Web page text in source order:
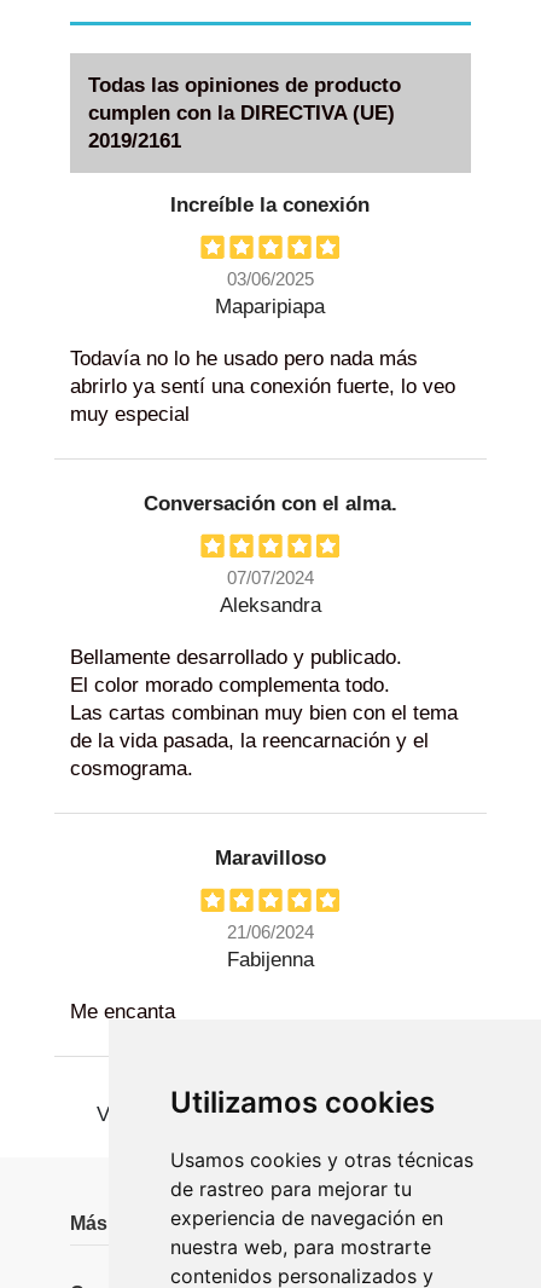
Utilizamos cookies
Usamos cookies y otras técnicas
de rastreo para mejorar tu
experiencia de navegación en
nuestra web, para mostrarte
contenidos personalizados y
Todas las opiniones de producto
cumplen con la DIRECTIVA (UE)
2019/2161
Increíble la conexión
03/06/2025
Maparipiapa
Todavía no lo he usado pero nada más
abrirlo ya sentí una conexión fuerte, lo veo
muy especial
Conversación con el alma.
07/07/2024
Aleksandra
Bellamente desarrollado y publicado.
El color morado complementa todo.
Las cartas combinan muy bien con el tema
de la vida pasada, la reencarnación y el
cosmograma.
Maravilloso
21/06/2024
Fabijenna
Me encanta
Ver más
Más información